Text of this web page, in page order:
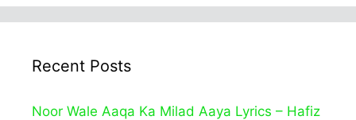
Recent Posts
Noor Wale Aaqa Ka Milad Aaya Lyrics – Hafiz